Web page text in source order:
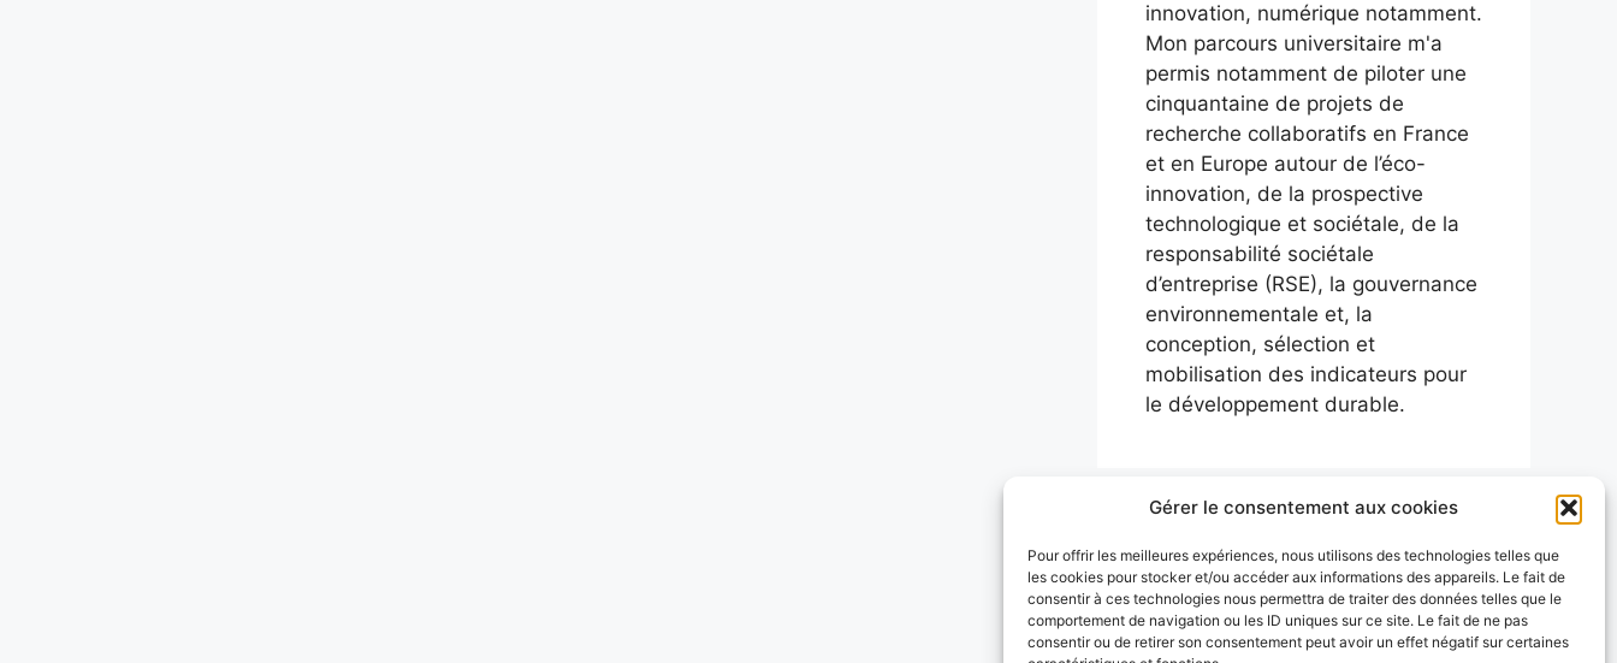
Gérer le consentement aux cookies
Pour offrir les meilleures expériences, nous utilisons des technologies telles que
les cookies pour stocker et/ou accéder aux informations des appareils. Le fait de
consentir à ces technologies nous permettra de traiter des données telles que le
comportement de navigation ou les ID uniques sur ce site. Le fait de ne pas
consentir ou de retirer son consentement peut avoir un effet négatif sur certaines
innovation, numérique notamment.
Mon parcours universitaire m'a
permis notamment de piloter une
cinquantaine de projets de
recherche collaboratifs en France
et en Europe autour de l’éco-
innovation, de la prospective
technologique et sociétale, de la
responsabilité sociétale
d’entreprise (RSE), la gouvernance
environnementale et, la
conception, sélection et
mobilisation des indicateurs pour
le développement durable.